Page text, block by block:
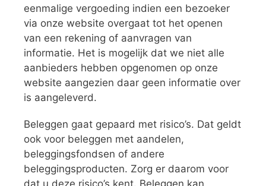
eenmalige vergoeding indien een bezoeker
via onze website overgaat tot het openen
van een rekening of aanvragen van
informatie. Het is mogelijk dat we niet alle
aanbieders hebben opgenomen op onze
website aangezien daar geen informatie over
is aangeleverd.
Beleggen gaat gepaard met risico’s. Dat geldt
ook voor beleggen met aandelen,
beleggingsfondsen of andere
beleggingsproducten. Zorg er daarom voor
dat u deze risico’s kent. Beleggen kan